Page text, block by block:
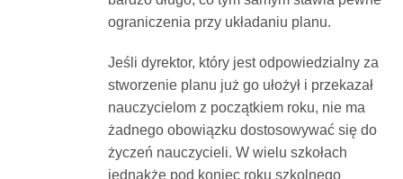
ograniczenia przy układaniu planu.
Jeśli dyrektor, który jest odpowiedzialny za
stworzenie planu już go ułożył i przekazał
nauczycielom z początkiem roku, nie ma
żadnego obowiązku dostosowywać się do
życzeń nauczycieli. W wielu szkołach
jednakże pod koniec roku szkolnego